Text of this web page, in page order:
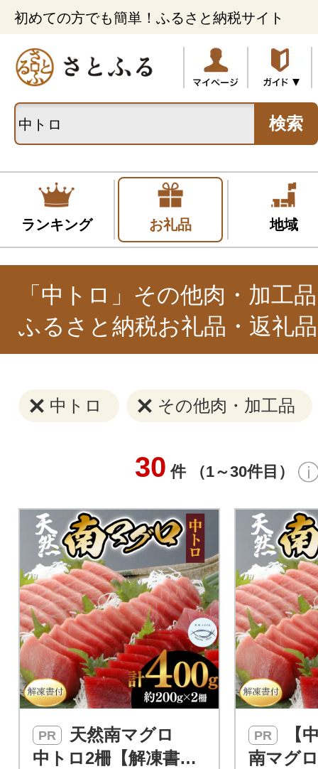
初めての方でも簡単！ふるさと納税サイト
検索
ランキング お礼品 地域
「中トロ」その他肉・加工
ふるさと納税お礼品・返礼
中トロ その他肉・加工品
30 件 （1～30件目）
PR
中トロ2柵【解凍書
PR
南マグ